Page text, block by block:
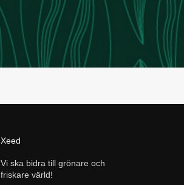
Xeed
Vi ska bidra till grönare och
friskare värld!